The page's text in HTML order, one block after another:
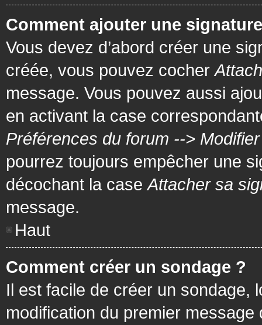
Comment ajouter une
Vous devez d’abord créer une
créée, vous pouvez cocher
message. Vous pouvez aussi
en activant la case
Préférences du forum -->
pourrez toujours empêcher une
décochant la caseAttacher sa
message.
Haut
Comment créer un sondage ?
Il est facile de créer un sondage,
modification du premier